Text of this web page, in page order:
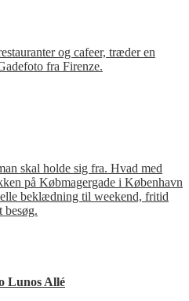
og cafeer, træder en
fra Firenze.
skal holde sig fra. Hvad med
på Købmagergade i København
beklædning til weekend, fritid
besøg.
Lunos Allé